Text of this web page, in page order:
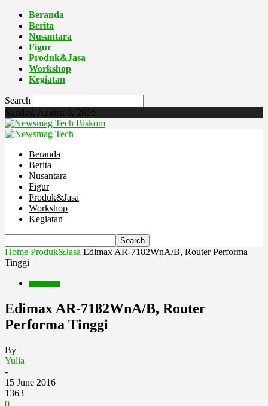
Beranda
Berita
Nusantara
Figur
Produk&Jasa
Workshop
Kegiatan
Search
Sunday, August 9, 2026
Biskom
Beranda
Berita
Nusantara
Figur
Produk&Jasa
Workshop
Kegiatan
Home Produk&Jasa Edimax AR-7182WnA/B, Router Performa
Tinggi
Edimax AR-7182WnA/B, Router
Performa Tinggi
By
Yulia
-
15 June 2016
1363
0